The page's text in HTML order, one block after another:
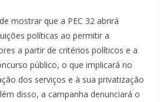
mostrar que a PEC 32 abrirá
políticas ao permitir a
a partir de critérios políticos e a
público, o que implicará no
dos serviços e à sua privatização
disso, a campanha denunciará o